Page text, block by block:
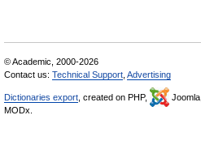
© Academic, 2000-2026
Contact us: Technical Support Advertising
Dictionaries export , created on PHP, Joomla,
MODx.